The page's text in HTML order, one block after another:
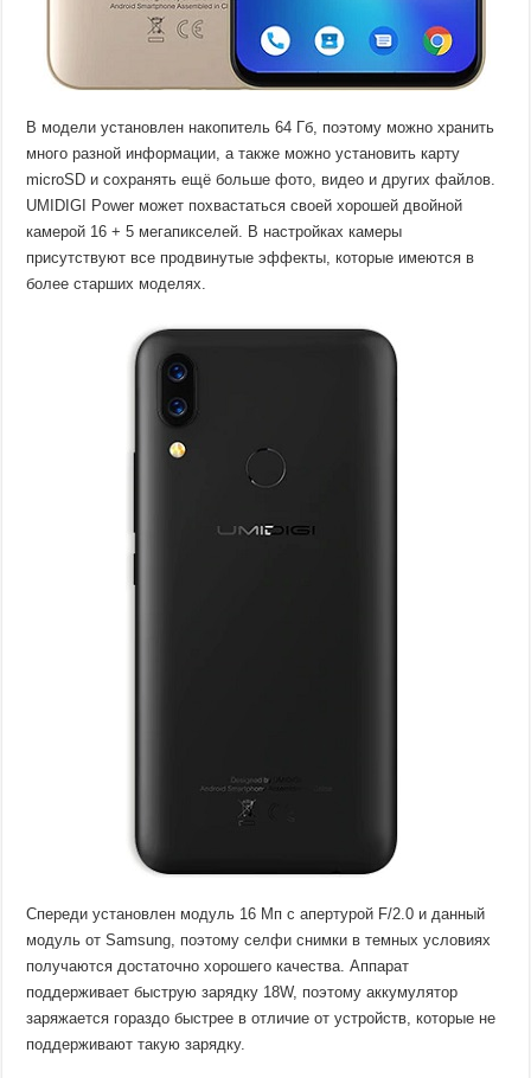
В модели установлен накопитель 64 Гб, поэтому можно хранить
много разной информации, а также можно установить карту
microSD и сохранять ещё больше фото, видео и других файлов.
UMIDIGI Power может похвастаться своей хорошей двойной
камерой 16 + 5 мегапикселей. В настройках камеры
присутствуют все продвинутые эффекты, которые имеются в
более старших моделях.
Спереди установлен модуль 16 Мп с апертурой F/2.0 и данный
модуль от Samsung, поэтому селфи снимки в темных условиях
получаются достаточно хорошего качества. Аппарат
поддерживает быструю зарядку 18W, поэтому аккумулятор
заряжается гораздо быстрее в отличие от устройств, которые не
поддерживают такую зарядку.